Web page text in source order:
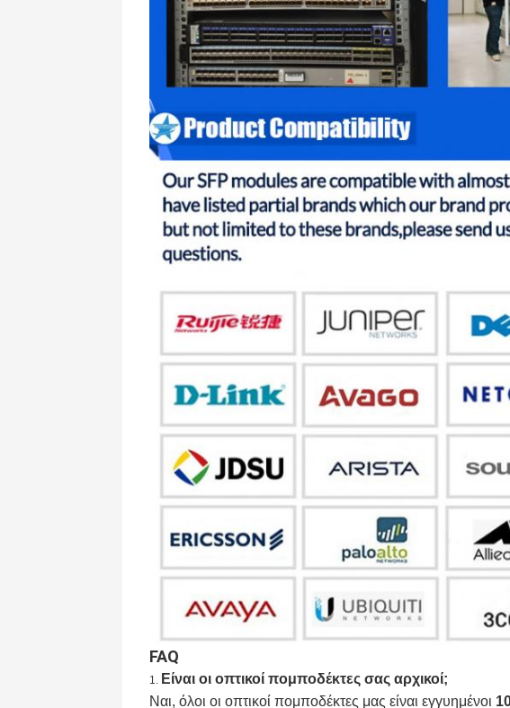
FAQ
1.
Είναι οι οπτικοί πομποδέκτες σας αρχικοί;
Ναι, όλοι οι οπτικοί πομποδέκτες μας είναι εγγυημένοι